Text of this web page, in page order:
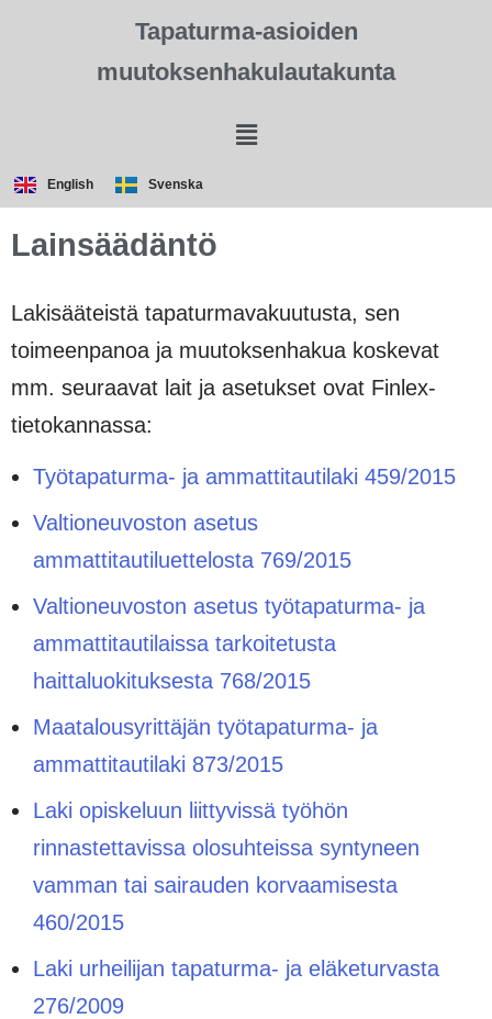
Tapaturma-asioiden
muutoksenhakulautakunta
English Svenska
Lainsäädäntö
Lakisääteistä tapaturmavakuutusta, sen
toimeenpanoa ja muutoksenhakua koskevat
mm. seuraavat lait ja asetukset ovat Finlex-
tietokannassa:
Työtapaturma- ja ammattitautilaki 459/2015
Valtioneuvoston asetus
ammattitautiluettelosta 769/2015
Valtioneuvoston asetus työtapaturma- ja
ammattitautilaissa tarkoitetusta
haittaluokituksesta 768/2015
Maatalousyrittäjän työtapaturma- ja
ammattitautilaki 873/2015
Laki opiskeluun liittyvissä työhön
rinnastettavissa olosuhteissa syntyneen
vamman tai sairauden korvaamisesta
460/2015
Laki urheilijan tapaturma- ja eläketurvasta
276/2009